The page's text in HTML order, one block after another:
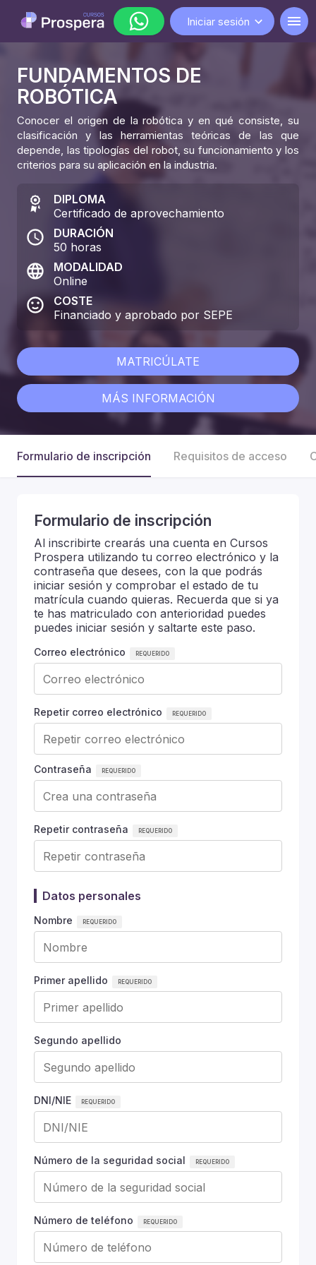
WhatsApp
lunes a viernes de 9:00 a 18:00
Iniciar sesión
FUNDAMENTOS DE
ROBÓTICA
Conocer el origen de la robótica y en qué consiste, su
clasificación y las herramientas teóricas de las que
depende, las tipologías del robot, su funcionamiento y los
criterios para su aplicación en la industria.
DIPLOMA
Certificado de aprovechamiento
DURACIÓN
50 horas
MODALIDAD
Online
COSTE
Financiado y aprobado por SEPE
MATRICÚLATE
MÁS INFORMACIÓN
Formulario de inscripción Requisitos de acceso
Formulario de inscripción
Al inscribirte crearás una cuenta en Cursos
Prospera utilizando tu correo electrónico y la
contraseña que desees, con la que podrás
iniciar sesión y comprobar el estado de tu
matrícula cuando quieras. Recuerda que si ya
te has matriculado con anterioridad puedes
puedes iniciar sesión y saltarte este paso.
Correo electrónico
Repetir correo electrónico
Contraseña
Repetir contraseña
Datos personales
Nombre
Primer apellido
Segundo apellido
DNI/NIE
Número de la seguridad social
Número de teléfono